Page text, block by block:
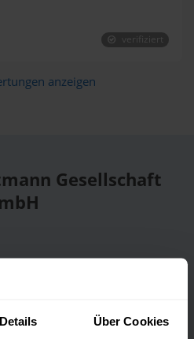
Details Über Cookies
verifiziert
anzeigen
Gesellschaft
mbH